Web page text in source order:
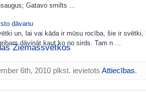
Gatavo smilts ...
dāvanu
un, lai vai kāda ir mūsu rocība, šie ir svētki,
dāvināt kaut ko no sirds. Tam n ...
Ziemassvētkos
6th, 2010 plkst. ievietots Attiecības.